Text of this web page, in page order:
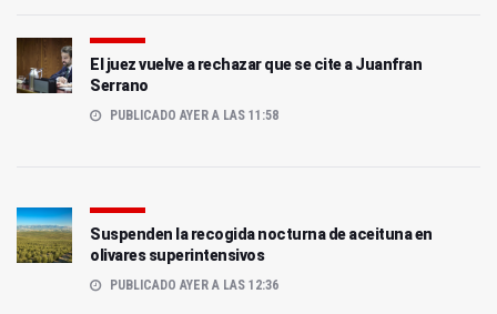
El juez vuelve a rechazar que se cite a Juanfran
Serrano
PUBLICADO AYER A LAS 11:58
Suspenden la recogida nocturna de aceituna en
olivares superintensivos
PUBLICADO AYER A LAS 12:36